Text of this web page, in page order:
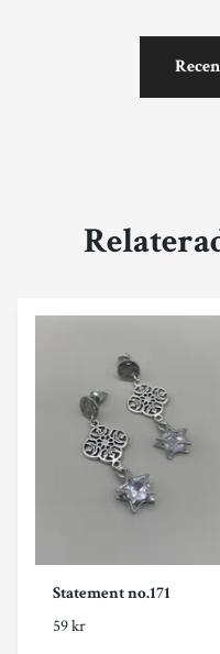
Statement no.171
59 kr